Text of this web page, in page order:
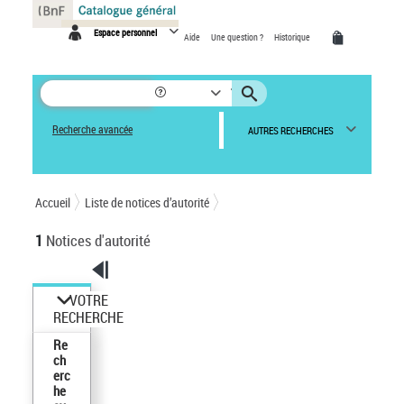
Espace personnel Aide Une question ? Historique
Recherche avancée AUTRES RECHERCHES
Accueil Liste de notices d’autorité
1 Notices d'autorité
VOTRE
RECHERCHE
Re
ch
erc
he
Panneau de gestion des cookies